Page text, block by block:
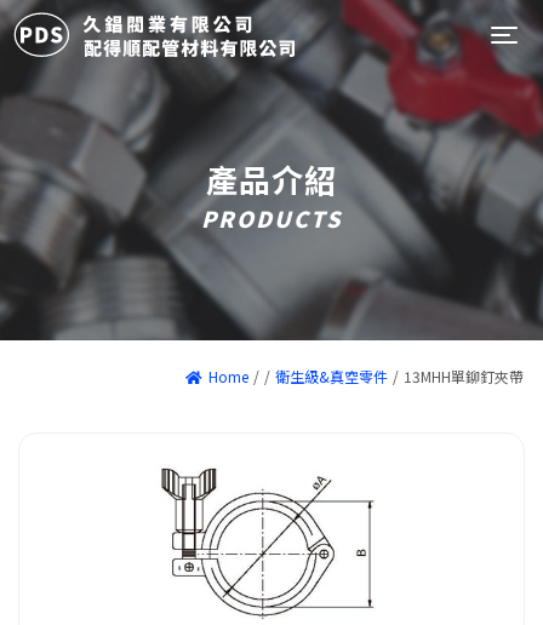
產品介紹
PRODUCTS
Home / / 衛生級&真空零件 / 13MHH單鉚釘夾帶